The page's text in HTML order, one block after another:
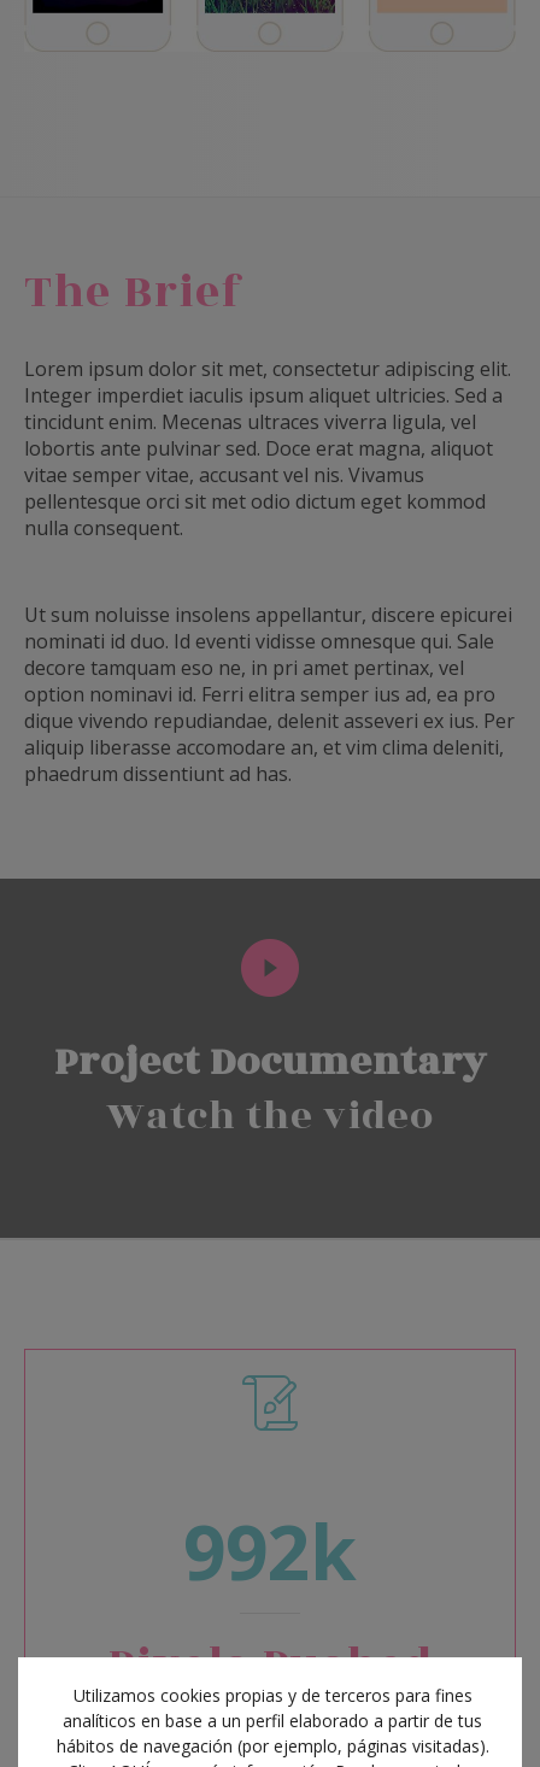
The Brief
Lorem ipsum dolor sit met, consectetur adipiscing elit.
Integer imperdiet iaculis ipsum aliquet ultricies. Sed a
tincidunt enim. Mecenas ultraces viverra ligula, vel
lobortis ante pulvinar sed. Doce erat magna, aliquot
vitae semper vitae, accusant vel nis. Vivamus
pellentesque orci sit met odio dictum eget kommod
nulla consequent.
Ut sum noluisse insolens appellantur, discere epicurei
nominati id duo. Id eventi vidisse omnesque qui. Sale
decore tamquam eso ne, in pri amet pertinax, vel
option nominavi id. Ferri elitra semper ius ad, ea pro
dique vivendo repudiandae, delenit asseveri ex ius. Per
aliquip liberasse accomodare an, et vim clima deleniti,
phaedrum dissentiunt ad has.
Project Documentary
Watch the video
992k
Pixels Pushed
Utilizamos cookies propias y de terceros para fines
analíticos en base a un perfil elaborado a partir de tus
hábitos de navegación (por ejemplo, páginas visitadas).